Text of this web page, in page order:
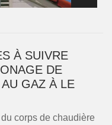
À SUIVRE
DE
GAZ À LE
du corps de chaudière